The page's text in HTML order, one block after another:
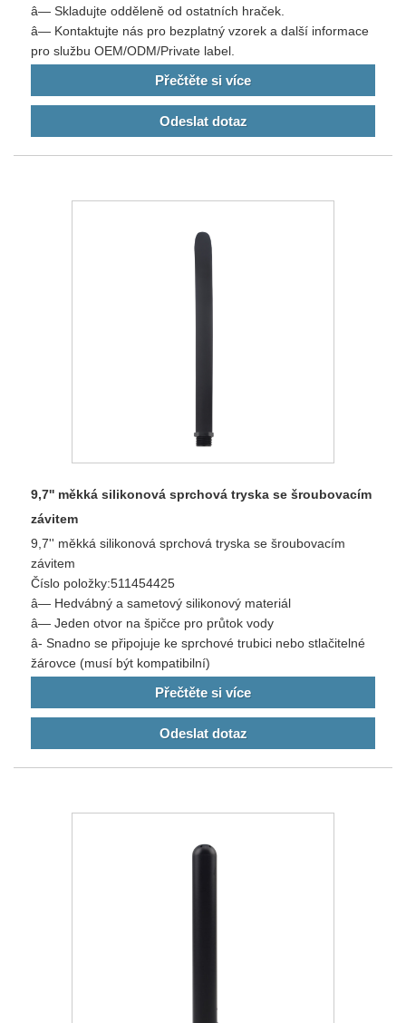
â— Skladujte odděleně od ostatních hraček.
â— Kontaktujte nás pro bezplatný vzorek a další informace
pro službu OEM/ODM/Private label.
Přečtěte si více
Odeslat dotaz
9,7'' měkká silikonová sprchová tryska se šroubovacím
závitem
9,7'' měkká silikonová sprchová tryska se šroubovacím
závitem
Číslo položky:511454425
â— Hedvábný a sametový silikonový materiál
â— Jeden otvor na špičce pro průtok vody
â- Snadno se připojuje ke sprchové trubici nebo stlačitelné
žárovce (musí být kompatibilní)
Přečtěte si více
Odeslat dotaz